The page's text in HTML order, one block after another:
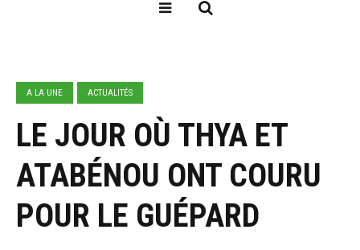
A LA UNE ACTUALITÉS
LE JOUR OÙ THYA ET
ATABÉNOU ONT COURU
POUR LE GUÉPARD